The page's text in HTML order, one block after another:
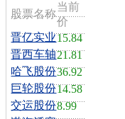
股票名称
当前
价
晋亿实业15.84
晋西车轴21.81
哈飞股份36.92
巨轮股份14.58
交运股份8.99